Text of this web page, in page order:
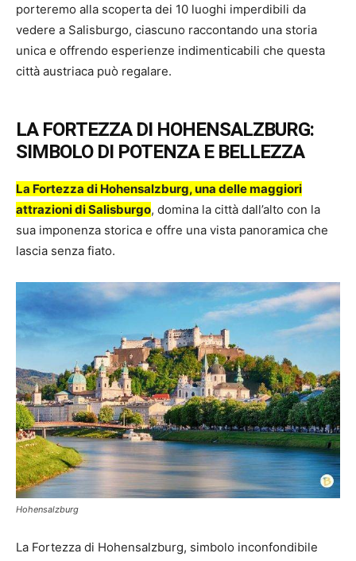
porteremo alla scoperta dei 10 luoghi imperdibili da
vedere a Salisburgo, ciascuno raccontando una storia
unica e offrendo esperienze indimenticabili che questa
città austriaca può regalare.
LA FORTEZZA DI HOHENSALZBURG:
SIMBOLO DI POTENZA E BELLEZZA
La Fortezza di Hohensalzburg, una delle maggiori
attrazioni di Salisburgo, domina la città dall’alto con la
sua imponenza storica e offre una vista panoramica che
lascia senza fiato.
Hohensalzburg
La Fortezza di Hohensalzburg, simbolo inconfondibile